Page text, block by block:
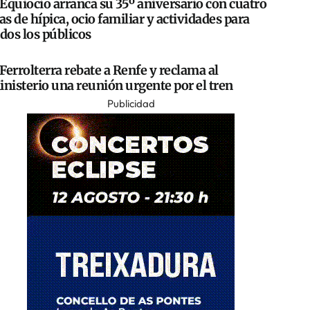
Equiocio arranca su 35º aniversario con cuatro
de hípica, ocio familiar y actividades para
los públicos
Ferrolterra rebate a Renfe y reclama al
una reunión urgente por el tren
Publicidad